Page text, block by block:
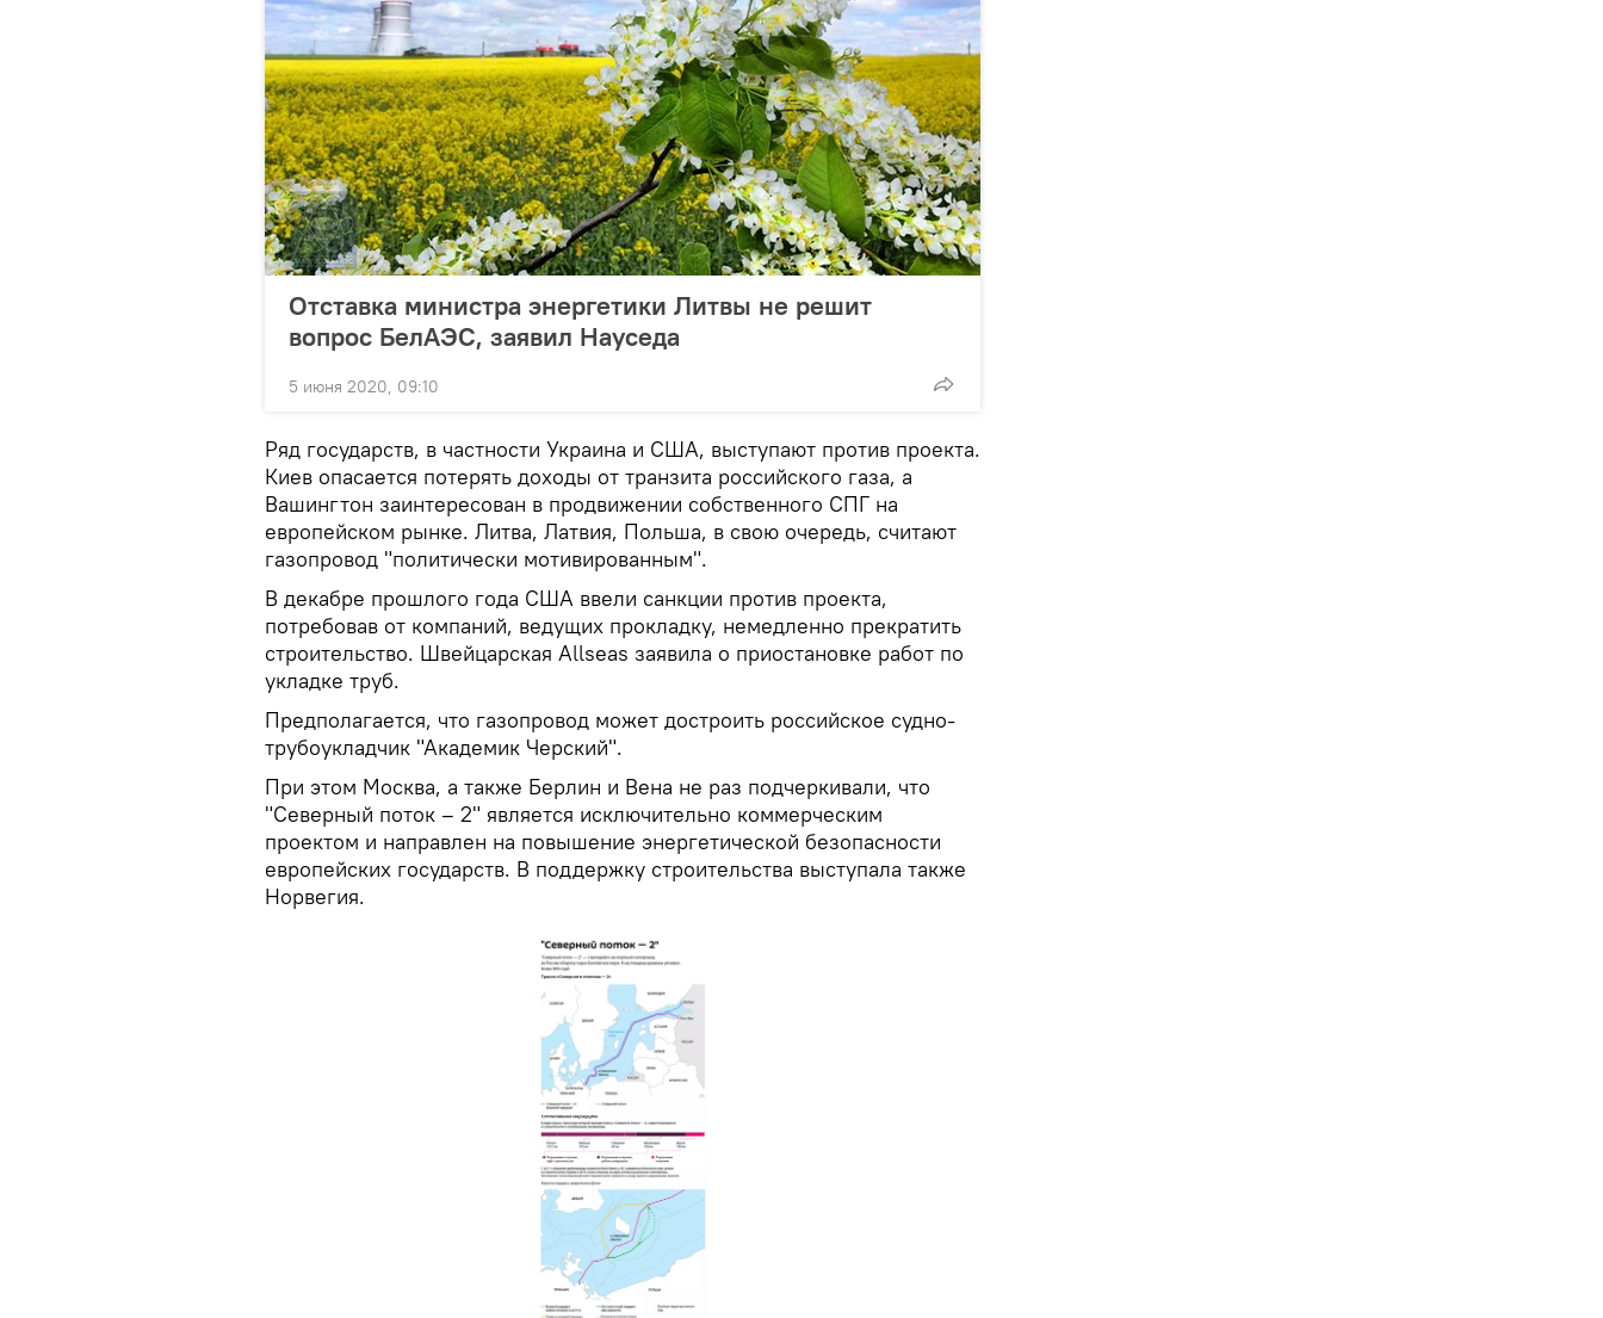
Отставка министра энергетики Литвы не решит
вопрос БелАЭС, заявил Науседа
5 июня 2020, 09:10
Ряд государств, в частности Украина и США, выступают против проекта.
Киев опасается потерять доходы от транзита российского газа, а
Вашингтон заинтересован в продвижении собственного СПГ на
европейском рынке. Литва, Латвия, Польша, в свою очередь, считают
газопровод "политически мотивированным".
В декабре прошлого года США ввели санкции против проекта,
потребовав от компаний, ведущих прокладку, немедленно прекратить
строительство. Швейцарская Allseas заявила о приостановке работ по
укладке труб.
Предполагается, что газопровод может достроить российское судно-
трубоукладчик "Академик Черский".
При этом Москва, а также Берлин и Вена не раз подчеркивали, что
"Северный поток – 2" является исключительно коммерческим
проектом и направлен на повышение энергетической безопасности
европейских государств. В поддержку строительства выступала также
Норвегия.